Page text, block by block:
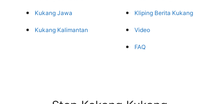
Kukang Jawa
Kukang Kalimantan
Kliping Berita Kukang
Video
FAQ